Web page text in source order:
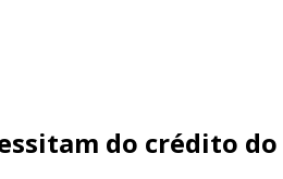
do crédito